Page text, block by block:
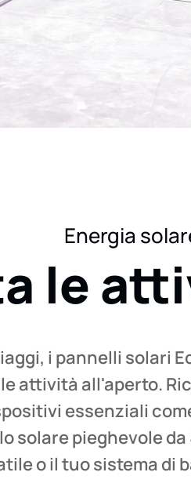
Energia
le
i pannelli solari
attività all'aperto.
essenziali
solare pieghevole
o il tuo sistema di